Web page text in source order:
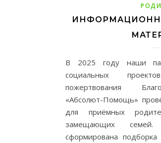
В 2025 году наши
социальных
пожертвования
«Абсолют-Помощь»
для приёмных
замещающих
сформирована